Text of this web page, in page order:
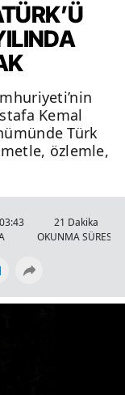
Kemal
Türk
özlemle,
21 Dakika
OKUNMA SÜRESİ